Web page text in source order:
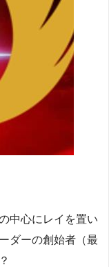
中心にレイを置い
ダーの創始者（最